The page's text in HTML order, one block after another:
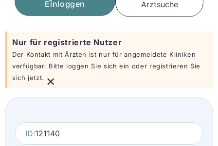
Einloggen
Arztsuche
Nur für registrierte Nutzer
Der Kontakt mit Ärzten ist nur für angemeldete Kliniken
verfügbar. Bitte loggen Sie sich ein oder registrieren Sie
sich jetzt. ×
ID:121140